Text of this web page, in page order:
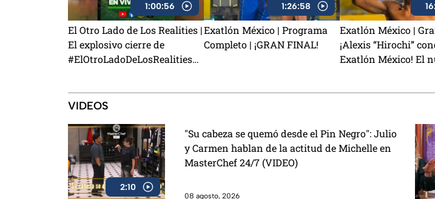
1:00:56
El Otro Lado de Los Realities |
El explosivo cierre de
#ElOtroLadoDeLosRealities
1:26:58
Exatlón México | Programa
Completo | ¡GRAN FINAL!
Exatlón México |
¡Alexis “Hirochi”
Exatlón México! El
VIDEOS
2:10
"Su cabeza se quemó desde el Pin Negro": Julio
y Carmen hablan de la actitud de Michelle en
MasterChef 24/7 (VIDEO)
08 agosto, 2026